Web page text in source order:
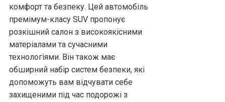
комфорт та безпеку. Цей автомобіль
премімум-класу SUV пропонує
розкішний салон з високоякісними
матеріалами та сучасними
технологіями. Він також має
обширний набір систем безпеки, які
допоможуть вам відчувати себе
захищеними під час подорожі з